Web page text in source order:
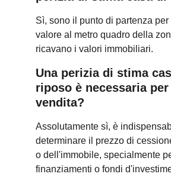
Sì, sono il punto di partenza per
valore al metro quadro della
ricavano i valori immobiliari.
Una perizia di stima
riposo è necessaria
vendita?
Assolutamente sì, è
determinare il prezzo di
o dell'immobile, specialmente
finanziamenti o fondi